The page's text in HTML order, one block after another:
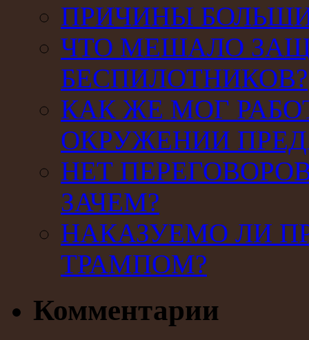
ПРИЧИНЫ
ЧТО МЕШАЛО
БЕСПИЛОТНИКОВ?
КАК ЖЕ МОГ
ОКРУЖЕНИИ
НЕТ
ЗАЧЕМ?
НАКАЗУЕМО ЛИ
ТРАМПОМ?
Комментарии